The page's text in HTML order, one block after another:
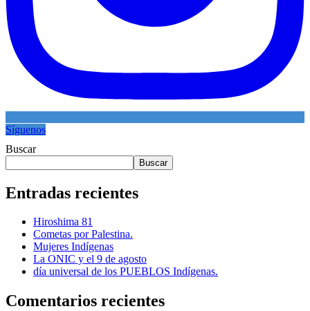
Síguenos
Buscar
Buscar
Entradas recientes
Hiroshima 81
Cometas por Palestina.
Mujeres Indígenas
La ONIC y el 9 de agosto
día universal de los PUEBLOS Indígenas.
Comentarios recientes